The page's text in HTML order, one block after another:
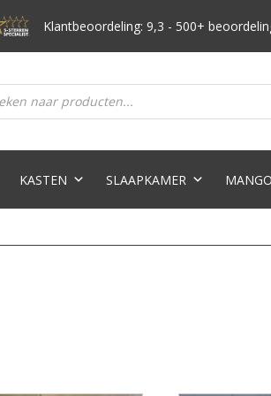
Klantbeoordeling: 9,3 - 500+
KASTEN SLAAPKAMER